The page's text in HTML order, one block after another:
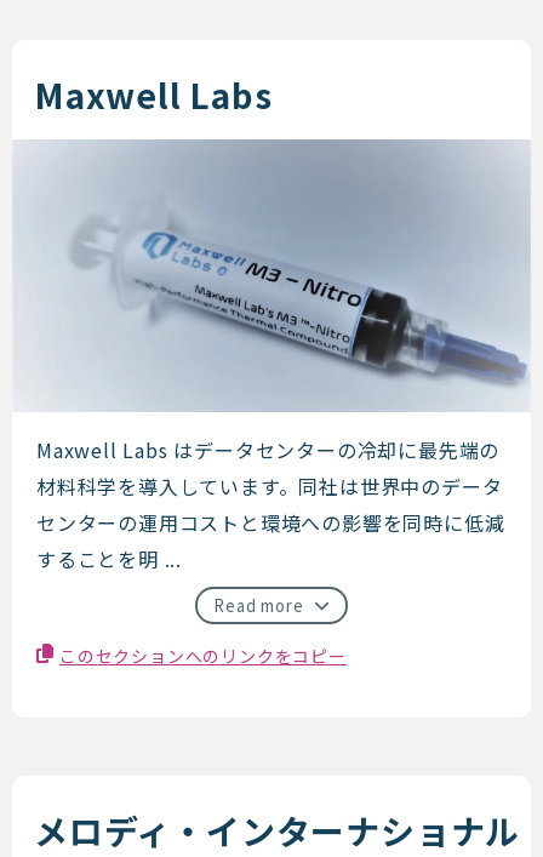
Maxwell Labs
Maxwell Labs
Maxwell Labs はデータセンターの冷却に最先端の
材料科学を導入しています。同社は世界中のデータ
センターの運用コストと環境への影響を同時に低減
することを明 ...
Read more
このセクションへのリンクをコピー
メロディ・インターナショナル